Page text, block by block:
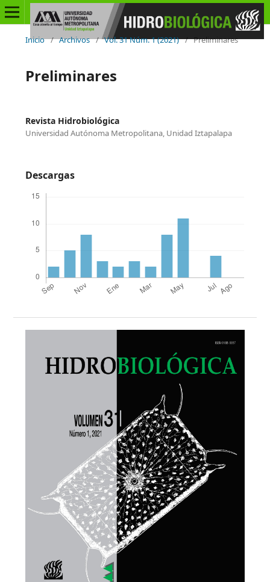
Inicio / Archivos / Vol. 31 Núm. 1 (2021) / Preliminares
Preliminares
Revista Hidrobiológica
Universidad Autónoma Metropolitana, Unidad Iztapalapa
Descargas